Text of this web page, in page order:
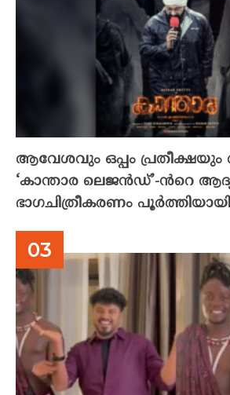
ആവേശവും ഒപ്പം പ്രതീക്ഷയും
‘കാന്താര ലെജൻഡ്’-ൻറെ
ഭാഗചിത്രീകരണം